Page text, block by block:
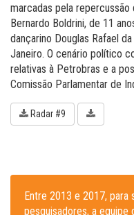
marcadas pela
Bernardo Boldrini, de 11
dançarino Douglas Rafael
Janeiro. O cenário político
relativas à Petrobras e a
Comissão Parlamentar de
Radar #9
Entre 2013 e 2017, para
pesquisadores, a equipe